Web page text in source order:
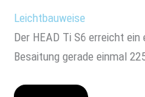
Leichtbauweise
Der HEAD Ti S6 erreicht
Besaitung gerade einmal 225